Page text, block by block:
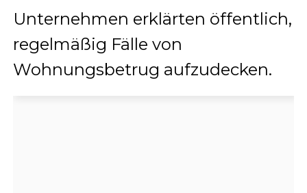
Unternehmen erklärten öffentlich,
regelmäßig Fälle von
Wohnungsbetrug aufzudecken.